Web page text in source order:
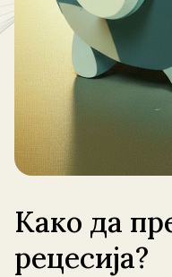
Како да
рецесија?